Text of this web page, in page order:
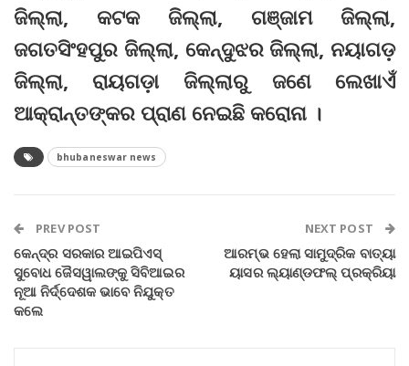
ଜିଲ୍ଲା, କଟକ ଜିଲ୍ଲା, ଗଞ୍ଜାମ ଜିଲ୍ଲା,
ଜଗତସିଂହପୁର ଜିଲ୍ଲା, କେନ୍ଦୁଝର ଜିଲ୍ଲା, ନୟାଗଡ଼
ଜିଲ୍ଲା, ରାୟଗଡ଼ା ଜିଲ୍ଲାରୁ ଜଣେ ଲେଖାଏଁ
ଆକ୍ରାନ୍ତଙ୍କର ପ୍ରାଣ ନେଇଛି କରୋନା ।
bhubaneswar news
PREV POST
କେନ୍ଦ୍ର ସରକାର ଆଇପିଏସ୍
ସୁବୋଧ ଜୈସୱାଲଙ୍କୁ ସିବିଆଇର
ନୂଆ ନିର୍ଦ୍ଦେଶକ ଭାବେ ନିଯୁକ୍ତ
କଲେ
NEXT POST
ଆରମ୍ଭ ହେଲା ସାମୁଦ୍ରିକ ବାତ୍ୟା
ୟାସର ଲ୍ୟାଣ୍ଡଫଲ୍ ପ୍ରକ୍ରିୟା